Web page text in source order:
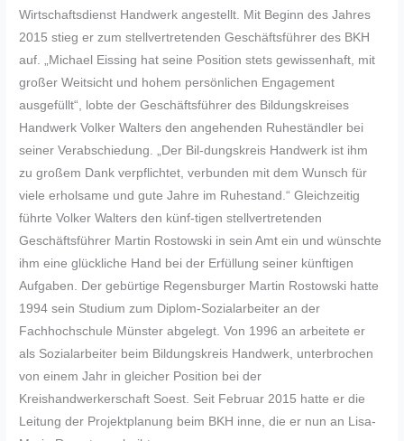
Wirtschaftsdienst Handwerk angestellt. Mit Beginn des Jahres
2015 stieg er zum stellvertretenden Geschäftsführer des BKH
auf. „Michael Eissing hat seine Position stets gewissenhaft, mit
großer Weitsicht und hohem persönlichen Engagement
ausgefüllt“, lobte der Geschäftsführer des Bildungskreises
Handwerk Volker Walters den angehenden Ruheständler bei
seiner Verabschiedung. „Der Bil-dungskreis Handwerk ist ihm
zu großem Dank verpflichtet, verbunden mit dem Wunsch für
viele erholsame und gute Jahre im Ruhestand.“ Gleichzeitig
führte Volker Walters den künf-tigen stellvertretenden
Geschäftsführer Martin Rostowski in sein Amt ein und wünschte
ihm eine glückliche Hand bei der Erfüllung seiner künftigen
Aufgaben. Der gebürtige Regensburger Martin Rostowski hatte
1994 sein Studium zum Diplom-Sozialarbeiter an der
Fachhochschule Münster abgelegt. Von 1996 an arbeitete er
als Sozialarbeiter beim Bildungskreis Handwerk, unterbrochen
von einem Jahr in gleicher Position bei der
Kreishandwerkerschaft Soest. Seit Februar 2015 hatte er die
Leitung der Projektplanung beim BKH inne, die er nun an Lisa-